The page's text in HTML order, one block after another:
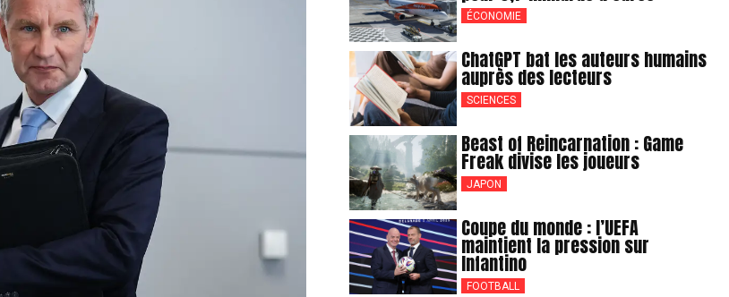
ÉCONOMIE
ChatGPT bat les auteurs humains
auprès des lecteurs
SCIENCES
Beast of Reincarnation : Game
Freak divise les joueurs
JAPON
Coupe du monde : l’UEFA
maintient la pression sur
Infantino
FOOTBALL